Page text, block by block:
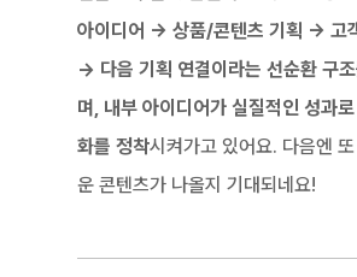
아이디어 → 상품/콘텐츠 기획 → 고
→ 다음 기획 연결이라는 선순환 구
며, 내부 아이디어가 실질적인 성과
화를 정착시켜가고 있어요. 다음엔
운 콘텐츠가 나올지 기대되네요!